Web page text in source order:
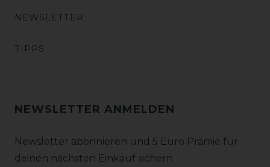
NEWSLETTER
TIPPS
NEWSLETTER ANMELDEN
Newsletter abonnieren und 5 Euro Prämie für
deinen nächsten Einkauf sichern